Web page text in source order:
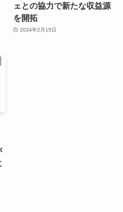
ェとの協力で新たな収益源
を開拓
2024年2月15日